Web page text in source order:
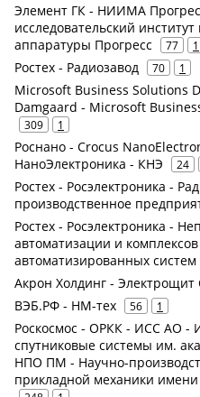
Элемент ГК - НИИМА
исследовательский
аппаратуры Прогресс
77 1
Ростех - Радиозавод 70 1
Microsoft Business Solutions
Damgaard - Microsoft
309 1
Роснано - Crocus
НаноЭлектроника - КНЭ
24
Ростех - Росэлектроника -
производственное
Ростех - Росэлектроника -
автоматизации и
автоматизированных систем
Акрон Холдинг - Электрощит
ВЭБ.РФ - НМ-тех 56 1
Роскосмос - ОРКК - ИСС АО
спутниковые системы им.
НПО ПМ - Научно-
прикладной механики